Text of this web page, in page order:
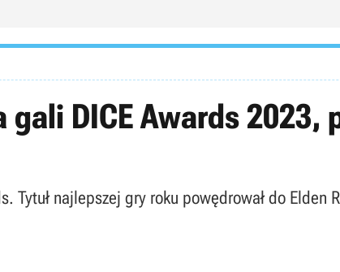
DICE Awards 2023,
Tytuł najlepszej gry roku powędrował do Elden